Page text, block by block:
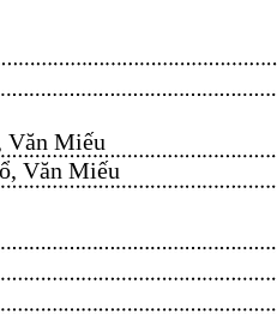
Văn Miếu​​​​
Văn Miếu​​​​